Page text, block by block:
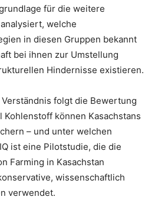
für die weitere
welche
in diesen Gruppen bekannt
bei ihnen zur Umstellung
Hindernisse existieren.
folgt die Bewertung
Kohlenstoff können Kasachstans
– und unter welchen
ist eine Pilotstudie, die die
Farming in Kasachstan
wissenschaftlich
verwendet.